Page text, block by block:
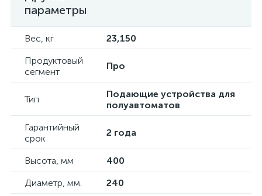
параметры
Вес, кг
23,150
Продуктовый
сегмент
Про
Тип
Подающие устройства для
полуавтоматов
Гарантийный
срок
2 года
Высота, мм
400
Диаметр, мм.
240